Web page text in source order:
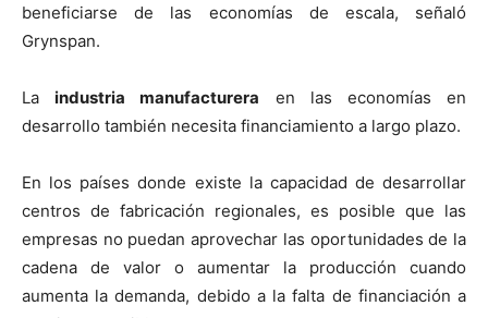
beneficiarse de las economías de escala, señaló
Grynspan.
Laindustria manufacturera en las economías en
desarrollo también necesita financiamiento a largo plazo.
En los países donde existe la capacidad de desarrollar
centros de fabricación regionales, es posible que las
empresas no puedan aprovechar las oportunidades de la
cadena de valor o aumentar la producción cuando
aumenta la demanda, debido a la falta de financiación a